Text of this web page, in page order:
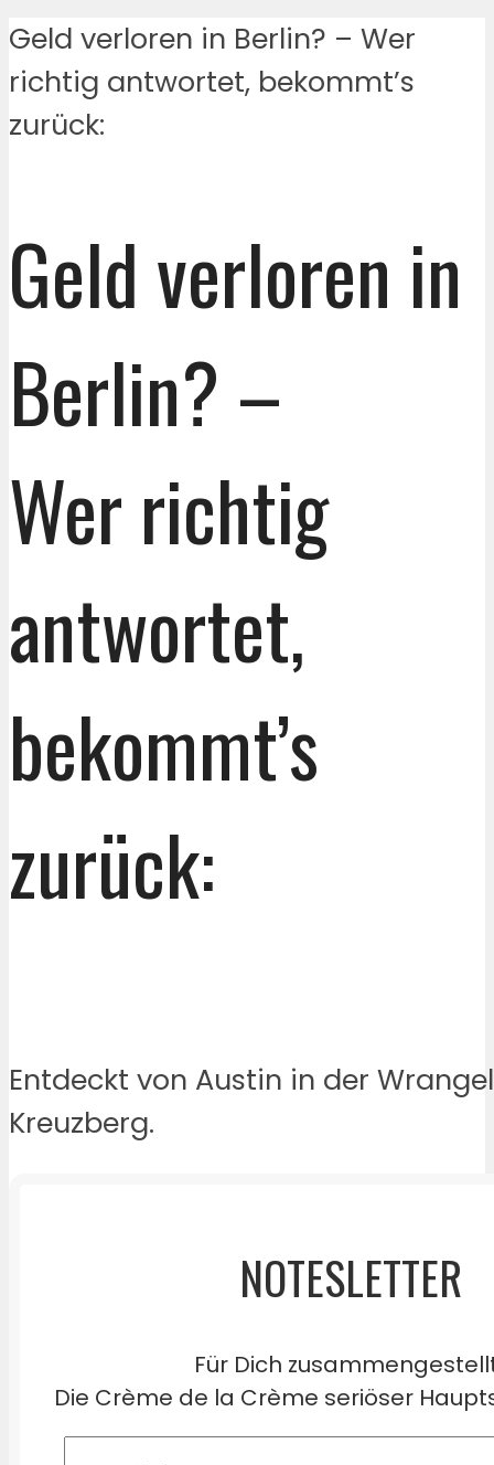
Geld verloren in Berlin? – Wer
richtig antwortet, bekommt’s
zurück:
Geld verloren in
Berlin? –
Wer richtig
antwortet,
bekommt’s
zurück:
Entdeckt von Austin in der
Kreuzberg.
NOTESLETTER
Für Dich
Die Crème de la Crème seriöser